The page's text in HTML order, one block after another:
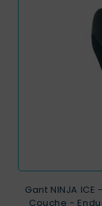
Gant NINJA
Couche -